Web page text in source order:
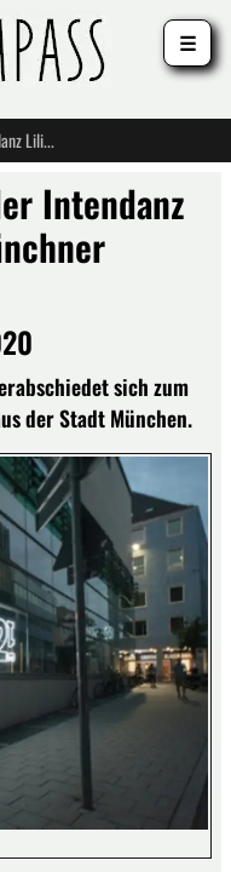
Abschlussprojekte der Intendanz Lilienthal an den Münchner Kammerspielen
Intendanz
sich zum
der Stadt München.
☰